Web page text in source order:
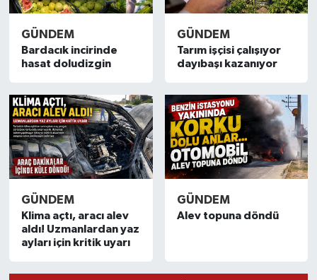
GÜNDEM
Bardacık incirinde
hasat doludizgin
GÜNDEM
Tarım işçisi çalışıyor
dayıbaşı kazanıyor
GÜNDEM
Klima açtı, aracı alev
aldı! Uzmanlardan yaz
ayları için kritik uyarı
GÜNDEM
Alev topuna döndü